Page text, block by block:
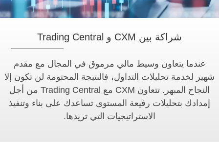
شراكة بين CXM و Trading Central
عندما يتعاون وسيط مالي مرموق في المجال مع مقدم
شهير لخدمة تحليلات التداول، فالنتيجة المحتومة لن تكون إلا
النجاح المبهر. تتعاون CXM مع Trading Central من أجل
إمدادك بتحليلات رفيعة المستوى تساعدك على بناء وتنفيذ
الاستراتيجيات التي تريدها.